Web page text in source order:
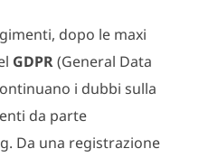
dopo le maxi
GDPR(General Data
i dubbi sulla
da parte
Da una registrazione